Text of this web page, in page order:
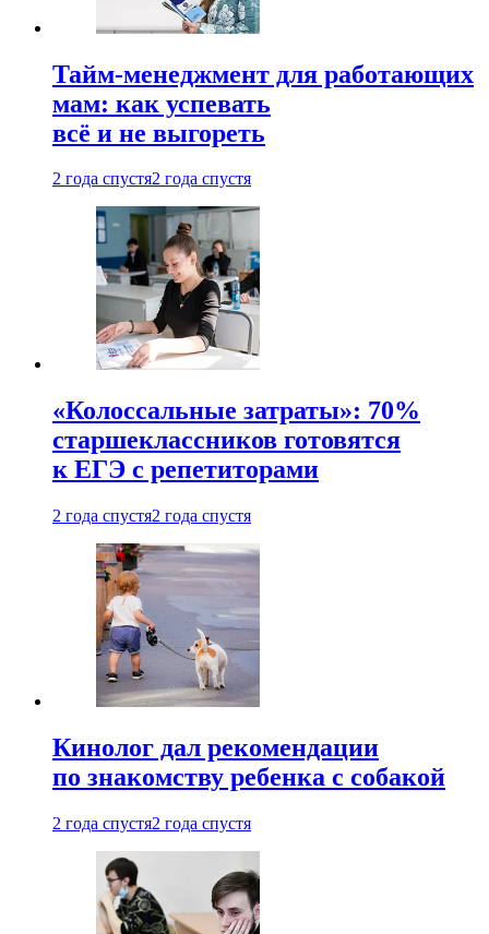
Тайм-менеджмент для работающих
мам: как успевать
всё и не выгореть
2 года спустя2 года спустя
«Колоссальные затраты»: 70%
старшеклассников готовятся
к ЕГЭ с репетиторами
2 года спустя2 года спустя
Кинолог дал рекомендации
по знакомству ребенка с собакой
2 года спустя2 года спустя